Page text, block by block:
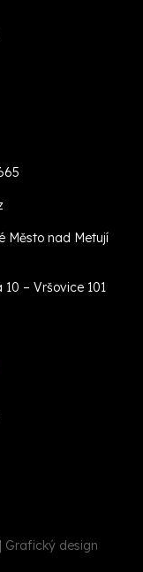
Město nad Metují
– Vršovice 101
Grafický design